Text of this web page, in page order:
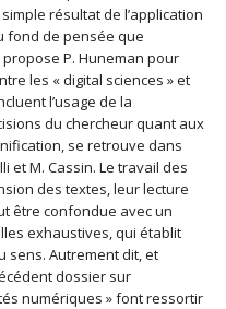
résultat de l’application
fond de pensée que
P. Huneman pour
les « digital sciences » et
l’usage de la
du chercheur quant aux
se retrouve dans
et M. Cassin. Le travail des
des textes, leur lecture
être confondue avec un
exhaustives, qui établit
sens. Autrement dit, et
dossier sur
numériques » font ressortir